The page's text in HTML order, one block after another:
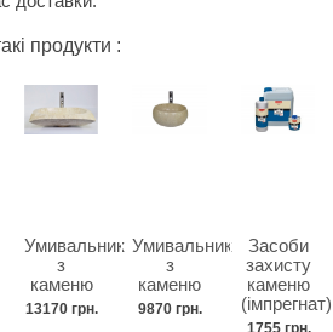
продукти :
Умивальник
з
каменю
13170 грн.
Умивальник
з
каменю
9870 грн.
Засоби
захисту
каменю
(імпрегнат)